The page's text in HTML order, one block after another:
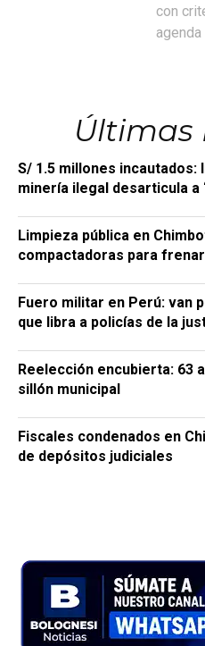
con
Últimas
S/ 1.5 millones
minería ilegal desarticula a
Limpieza pública en
compactadoras para
Fuero militar en Perú: van
que libra a policías de la
Reelección encubierta: 63
sillón municipal
Fiscales condenados en
de depósitos judiciales